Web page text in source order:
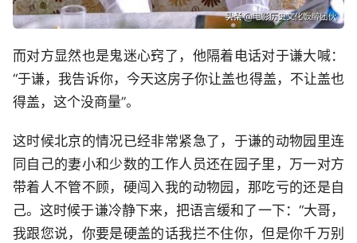
而对方显然也是鬼迷心窍了，他隔着电话对于谦大喊：
“于谦，我告诉你，今天这房子你让盖也得盖，不让盖也
得盖，这个没商量”。
这时候北京的情况已经非常紧急了，于谦的动物园里连
同自己的妻小和少数的工作人员还在园子里，万一对方
带着人不管不顾，硬闯入我的动物园，那吃亏的还是自
己。这时候于谦冷静下来，把语言缓和了一下：“大哥，
我跟您说，你要是硬盖的话我拦不住你，但是你千万别